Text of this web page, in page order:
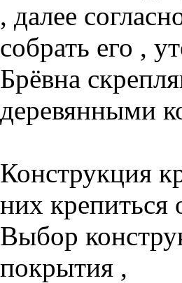
, далее
собрать его ,
Брёвна
деревянными
Конструкция
них крепиться
Выбор
покрытия ,